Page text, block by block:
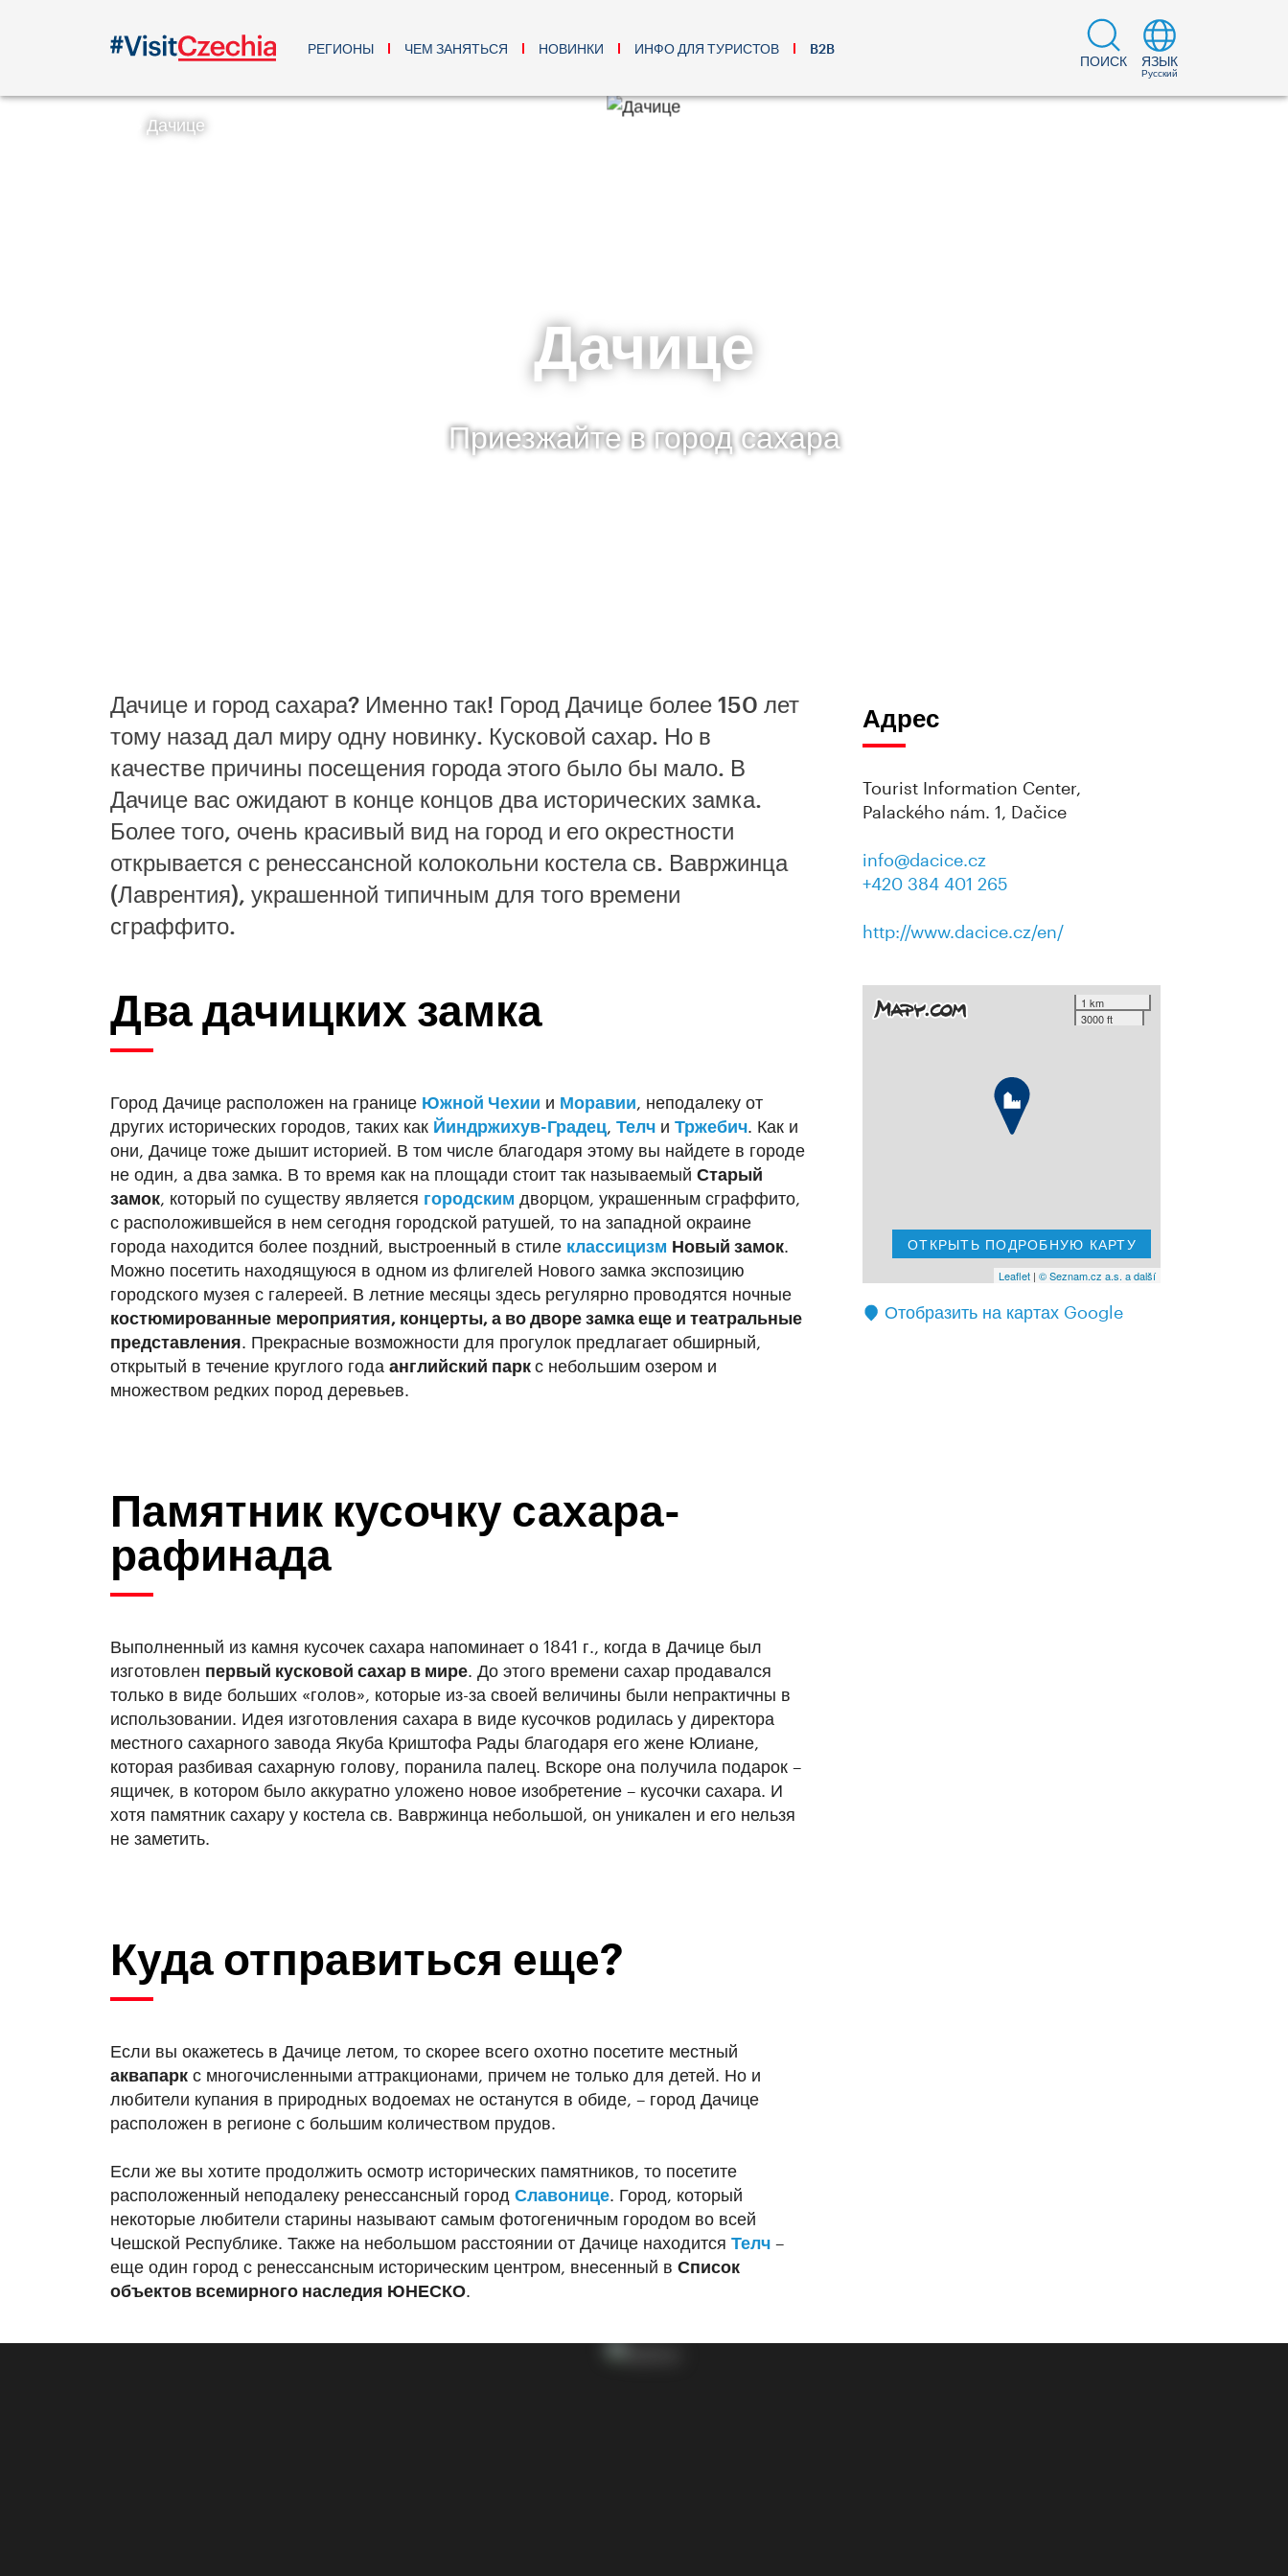
РЕГИОНЫ ЧЕМ ЗАНЯТЬСЯ НОВИНКИ ИНФО ДЛЯ ТУРИСТОВ B2B
ПОИСК ЯЗЫК
Русский
Дачице
Дачице
Приезжайте в город сахара
Дачице и город сахара? Именно так! Город Дачице более 150 лет
тому назад дал миру одну новинку. Кусковой сахар. Но в
качестве причины посещения города этого было бы мало. В
Дачице вас ожидают в конце концов два исторических замка.
Более того, очень красивый вид на город и его окрестности
открывается с ренессансной колокольни костела св. Вавржинца
(Лаврентия), украшенной типичным для того времени
сграффито.
Два дачицких замка
Город Дачице расположен на границе Южной Чехии и Моравии, неподалеку от
других исторических городов, таких как Йиндржихув-Градец, Телч и Тржебич. Как и
они, Дачице тоже дышит историей. В том числе благодаря этому вы найдете в городе
не один, а два замка. В то время как на площади стоит так называемый Старый
замок, который по существу является городским дворцом, украшенным сграффито,
с расположившейся в нем сегодня городской ратушей, то на западной окраине
города находится более поздний, выстроенный в стиле классицизм Новый замок.
Можно посетить находящуюся в одном из флигелей Нового замка экспозицию
городского музея с галереей. В летние месяцы здесь регулярно проводятся ночные
костюмированные мероприятия, концерты, а во дворе замка еще и театральные
представления. Прекрасные возможности для прогулок предлагает обширный,
открытый в течение круглого года английский паркс небольшим озером и
множеством редких пород деревьев.
Памятник кусочку сахара-
рафинада
Выполненный из камня кусочек сахара напоминает о 1841 г., когда в Дачице был
изготовлен первый кусковой сахар в мире. До этого времени сахар продавался
только в виде больших «голов», которые из-за своей величины были непрактичны в
использовании. Идея изготовления сахара в виде кусочков родилась у директора
местного сахарного завода Якуба Криштофа Рады благодаря его жене Юлиане,
которая разбивая сахарную голову, поранила палец. Вскоре она получила подарок –
ящичек, в котором было аккуратно уложено новое изобретение – кусочки сахара. И
хотя памятник сахару у костела св. Вавржинца небольшой, он уникален и его нельзя
не заметить.
Куда отправиться еще?
Если вы окажетесь в Дачице летом, то скорее всего охотно посетите местный
аквапарк с многочисленными аттракционами, причем не только для детей. Но и
любители купания в природных водоемах не останутся в обиде, – город Дачице
расположен в регионе с большим количеством прудов.
Если же вы хотите продолжить осмотр исторических памятников, то посетите
расположенный неподалеку ренессансный город Славонице. Город, который
некоторые любители старины называют самым фотогеничным городом во всей
Чешской Республике. Также на небольшом расстоянии от Дачице находится Телч –
еще один город с ренессансным историческим центром, внесенный в Список
объектов всемирного наследия ЮНЕСКО.
Адрес
Tourist Information Center,
Palackého nám. 1, Dačice
info@dacice.cz
+420 384 401 265
http://www.dacice.cz/en/
1 km
3000 ft
ОТКРЫТЬ ПОДРОБНУЮ КАРТУ
Leaflet| © Seznam.cz a.s. a další
Отобразить на картах Google